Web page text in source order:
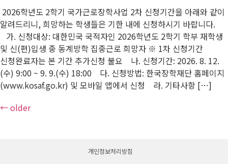
2026학년도 2학기 국가근로장학사업 2차 신청기간을 아래와 같이
알려드리니, 희망하는 학생들은 기한 내에 신청하시기 바랍니다.
가. 신청대상: 대한민국 국적자인 2026학년도 2학기 학부 재학생
및 신(편)입생 중 동계방학 집중근로 희망자 ※ 1차 신청기간
신청완료자는 본 기간 추가신청 불요 나. 신청기간: 2026. 8. 12.
(수) 9:00 ~ 9. 9.(수) 18:00 다. 신청방법: 한국장학재단 홈페이지
(www.kosaf.go.kr) 및 모바일 앱에서 신청 라. 기타사항 […]
←older
개인정보처리방침